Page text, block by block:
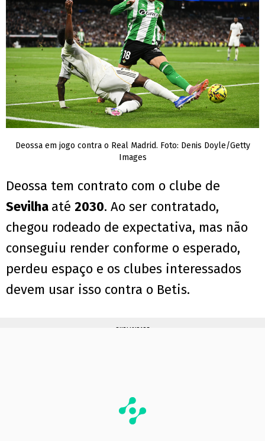
Deossa em jogo contra o Real Madrid. Foto: Denis Doyle/Getty
Images
Deossa tem contrato com o clube de
Sevilha até 2030. Ao ser contratado,
chegou rodeado de expectativa, mas não
conseguiu render conforme o esperado,
perdeu espaço e os clubes interessados
devem usar isso contra o Betis.
PUBLICIDADE